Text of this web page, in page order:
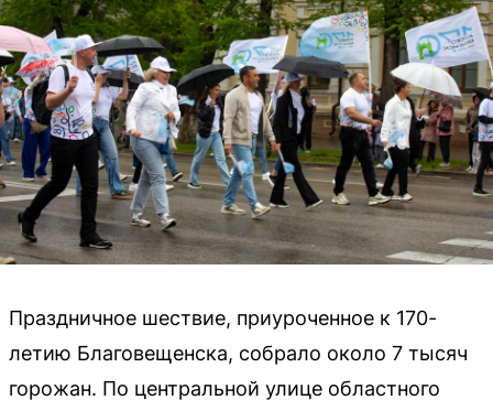
Праздничное шествие, приуроченное к 170-
летию Благовещенска, собрало около 7 тысяч
горожан. По центральной улице областного